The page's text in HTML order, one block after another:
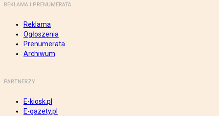
REKLAMA I PRENUMERATA
Reklama
Ogłoszenia
Prenumerata
Archiwum
PARTNERZY
E-kiosk.pl
E-gazety.pl